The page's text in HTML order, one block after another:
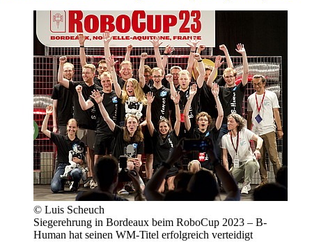
© Luis Scheuch
Siegerehrung in Bordeaux beim RoboCup 2023 – B-
Human hat seinen WM-Titel erfolgreich verteidigt